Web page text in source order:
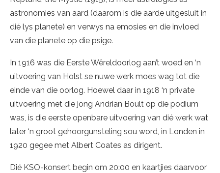
astronomies van aard (daarom is die aarde uitgesluit in
dié lys planete) en verwys na emosies en die invloed
van die planete op die psige.
In 1916 was die Eerste Wêreldoorlog aan’t woed en ‘n
uitvoering van Holst se nuwe werk moes wag tot die
einde van die oorlog. Hoewel daar in 1918 ‘n private
uitvoering met die jong Andrian Boult op die podium
was, is die eerste openbare uitvoering van dié werk wat
later ‘n groot gehoorgunsteling sou word, in Londen in
1920 gegee met Albert Coates as dirigent.
Dié KSO-konsert begin om 20:00 en kaartjies daarvoor